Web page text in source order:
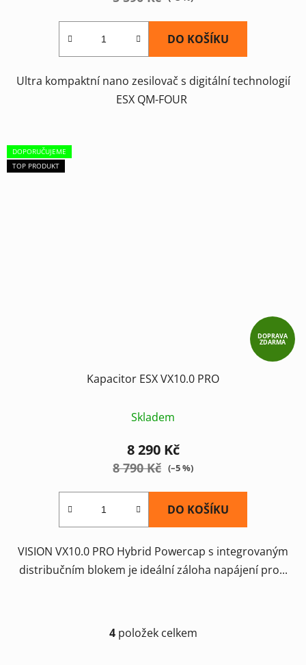
DO KOŠÍKU
Ultra kompaktní nano zesilovač s digitální technologií
ESX QM-FOUR
DOPORUČUJEME
TOP PRODUKT
DOPRAVA
ZDARMA
Kapacitor ESX VX10.0 PRO
Skladem
8 290 Kč
8 790 Kč (–5 %)
DO KOŠÍKU
VISION VX10.0 PRO Hybrid Powercap s integrovaným
distribučním blokem je ideální záloha napájení pro...
O
4položek celkem